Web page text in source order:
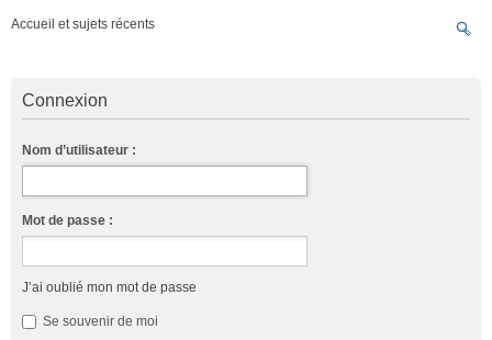
Accueil et sujets récents
Connexion
Nom d’utilisateur :
Mot de passe :
J’ai oublié mon mot de passe
Se souvenir de moi